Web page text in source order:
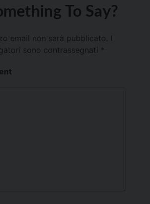
To Say?
email non sarà pubblicato.
sono contrassegnati *